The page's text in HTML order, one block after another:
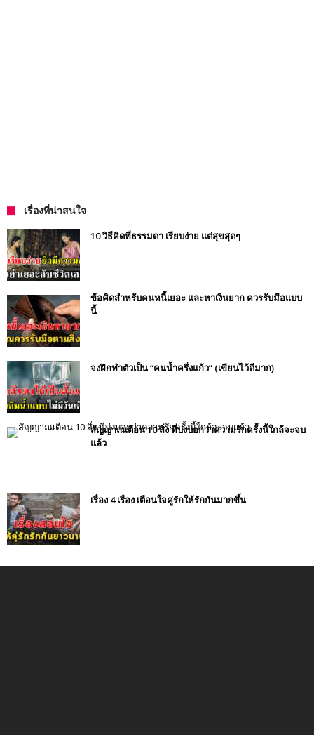
เรื่องที่น่าสนใจ
10 วิธีคิดที่ธรรมดา เรียบง่าย แต่สุขสุดๆ
ข้อคิดสำหรับคนหนี้เยอะ และหาเงินยาก ควรรับมือแบบ
นี้
จงฝึกทำตัวเป็น “คนน้ำครึ่งแก้ว” (เขียนไว้ดีมาก)
สัญญาณเตือน 10 สิ่ง ที่บ่งบอกว่าความรักครั้งนี้ใกล้จะจบ
แล้ว
เรื่อง 4 เรื่อง เตือนใจคู่รักให้รักกันมากขึ้น